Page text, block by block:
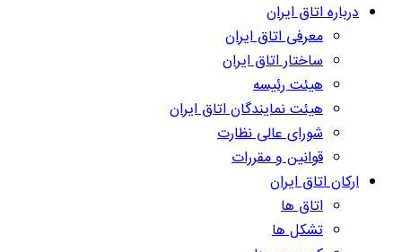
درباره اتاق ایران
معرفی اتاق ایران
ساختار اتاق ایران
هیئت رئیسه
هیئت نمایندگان اتاق ایران
شورای عالی نظارت
قوانین و مقررات
ارکان اتاق ایران
اتاق ها
تشکل ها